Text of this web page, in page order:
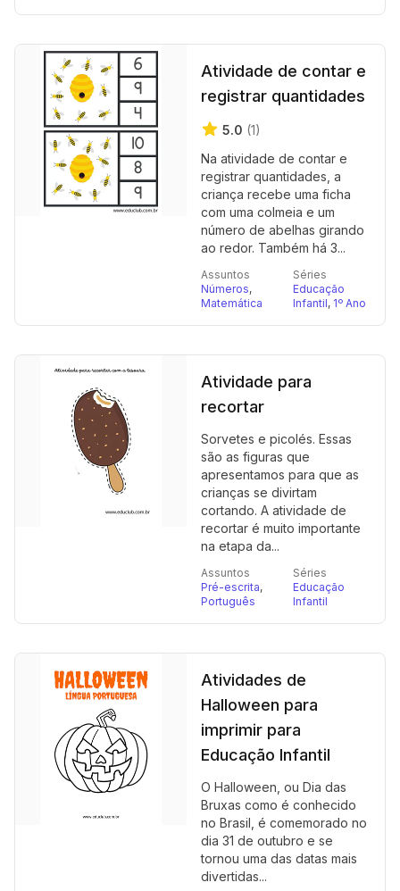
Atividade de contar e
registrar quantidades
5.0 (1)
Na atividade de contar e
registrar quantidades, a
criança recebe uma ficha
com uma colmeia e um
número de abelhas girando
ao redor. Também há 3...
Assuntos
Números,
Matemática
Séries
Educação
Infantil, 1º Ano
Atividade para
recortar
Sorvetes e picolés. Essas
são as figuras que
apresentamos para que as
crianças se divirtam
cortando. A atividade de
recortar é muito importante
na etapa da...
Assuntos
Pré-escrita,
Português
Séries
Educação
Infantil
Atividades de
Halloween para
imprimir para
Educação Infantil
O Halloween, ou Dia das
Bruxas como é conhecido
no Brasil, é comemorado no
dia 31 de outubro e se
tornou uma das datas mais
divertidas...